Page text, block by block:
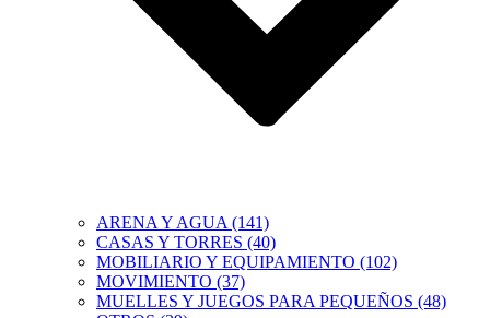
ARENA Y AGUA (141)
CASAS Y TORRES (40)
MOBILIARIO Y EQUIPAMIENTO (102)
MOVIMIENTO (37)
MUELLES Y JUEGOS PARA PEQUEÑOS (48)